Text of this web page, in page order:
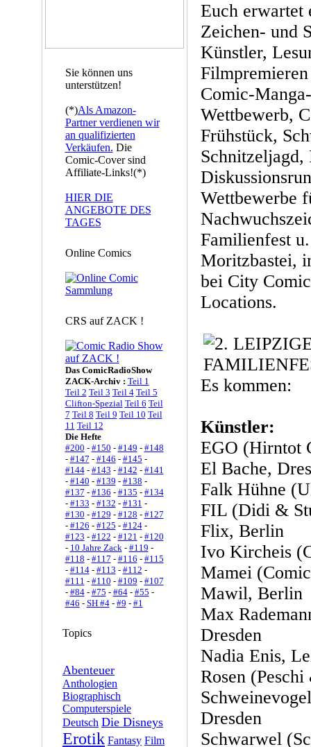
Sie können uns
unterstützen!
(*)Als Amazon-
Partner verdienen wir
an qualifizierten
Verkäufen. Die
Comic-Cover sind
Affiliate-Links!(*)
HIER DIE
ANGEBOTE DES
TAGES
Online Comics
CRS auf ZACK !
Das ComicRadioShow
ZACK-Archiv : Teil 1
Teil 2 Teil 3 Teil 4 Teil 5
Clifton-Spezial Teil 6 Teil
7 Teil 8 Teil 9 Teil 10 Teil
11 Teil 12
Die Hefte
#200 - #150 - #149 - #148
- #147 - #146 - #145 -
#144- #143 - #142 - #141
- #140 - #139 - #138 -
#137 - #136 - #135 - #134
- #133 - #132 - #131 -
#130 - #129 - #128 - #127
- #126 - #125 - #124-
#123 - #122 - #121 - #120
- 10 Jahre Zack- #119 -
#118 - #117 - #116 - #115
- #114- #113 - #112 -
#111 - #110 - #109 - #107
- #84- #75 - #64- #55 -
#46 - SH #4- #9 - #1
Topics
Abenteuer
Anthologien
Biographisch
Computerspiele
Deutsch Die Disneys
Erotik Fantasy Film
Euch erwartet
Zeichen- und
Künstler,
Comic-
Wettbewerb,
Frühstück,
Schnitzeljagd,
Wettbewerbe
Familienfest
Moritzbastei,
bei City
Locations.
Es kommen:
Künstler:
EGO (Hirntot
El Bache,
Falk Hühne
FIL (Didi &
Flix, Berlin
Ivo Kircheis
Mamei
Mawil, Berlin
Max
Dresden
Nadia Enis,
Rosen
Dresden
Schwarwel